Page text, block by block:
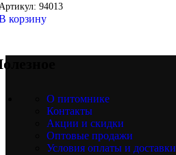
94013
корзину
О питомнике
Контакты
Акции и скидки
Оптовые продажи
Условия оплаты и доставки